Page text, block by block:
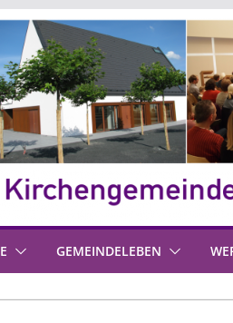
GEMEINDELEBEN